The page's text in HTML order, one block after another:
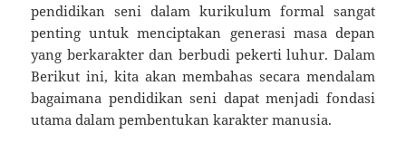
pendidikan seni dalam kurikulum formal sangat
penting untuk menciptakan generasi masa depan
yang berkarakter dan berbudi pekerti luhur. Dalam
Berikut ini, kita akan membahas secara mendalam
bagaimana pendidikan seni dapat menjadi fondasi
utama dalam pembentukan karakter manusia.